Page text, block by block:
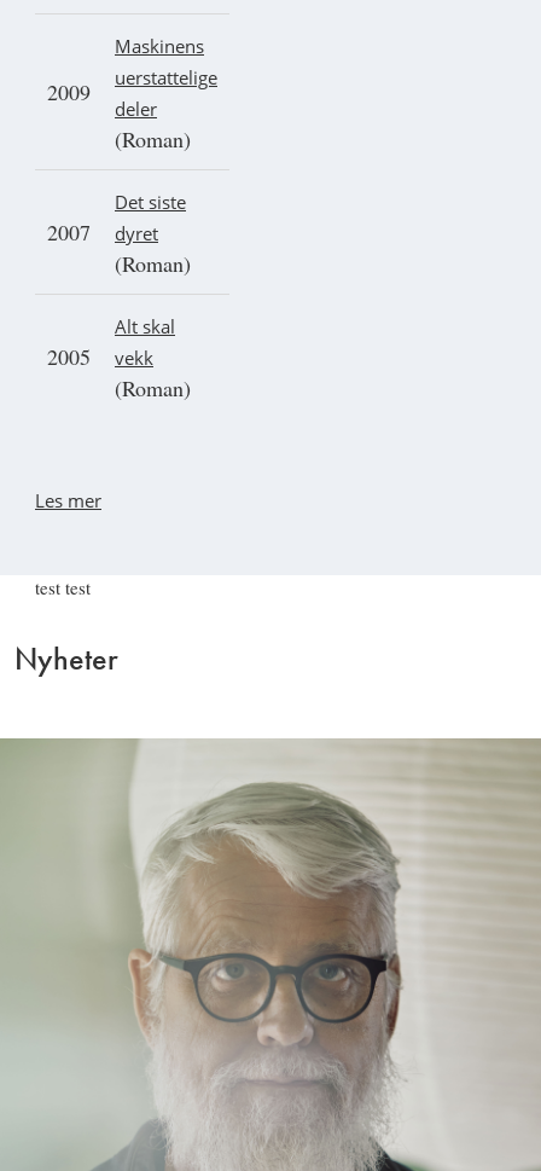
2009
Maskinens
uerstattelige
deler
(Roman)
2007
Det siste
dyret
(Roman)
2005
Alt skal
vekk
(Roman)
Les mer
test test
Nyheter